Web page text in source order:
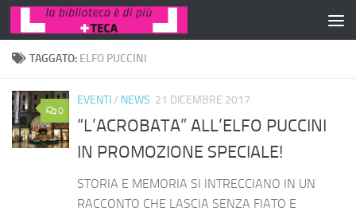
Salta al contenuto
TAGGATO: ELFO PUCCINI
0
EVENTI/ NEWS 21 DICEMBRE 2017
“L’ACROBATA” ALL’ELFO PUCCINI
IN PROMOZIONE SPECIALE!
STORIA E MEMORIA SI INTRECCIANO IN UN
RACCONTO CHE LASCIA SENZA FIATO E